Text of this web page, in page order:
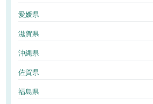
愛媛県
滋賀県
沖縄県
佐賀県
福島県